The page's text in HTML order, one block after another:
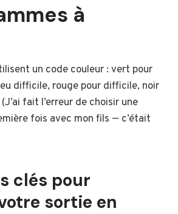
à
un code couleur : vert pour
difficile, rouge pour difficile, noir
fait l’erreur de choisir une
fois avec mon fils — c’était
clés pour
sortie en